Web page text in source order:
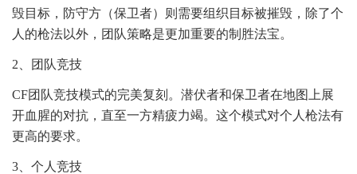
毁目标，防守方（保卫者）则需要组织目标被摧毁，除了个
人的枪法以外，团队策略是更加重要的制胜法宝。
2、团队竞技
CF团队竞技模式的完美复刻。潜伏者和保卫者在地图上展
开血腥的对抗，直至一方精疲力竭。这个模式对个人枪法有
更高的要求。
3、个人竞技